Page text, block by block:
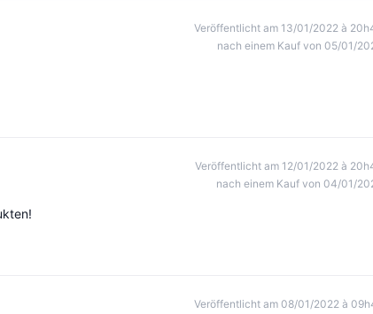
Veröffentlicht am 13/01/2022 à
nach einem Kauf von 05/01/
Veröffentlicht am 12/01/2022 à
nach einem Kauf von 04/01/
Veröffentlicht am 08/01/2022 à